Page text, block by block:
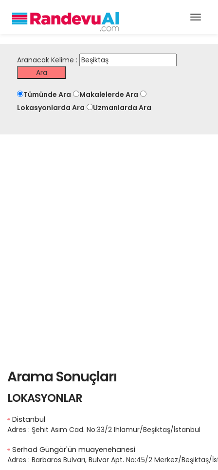
Aranacak Kelime :
Tümünde Ara
Makalelerde Ara
Lokasyonlarda Ara
Uzmanlarda Ara
Arama Sonuçları
LOKASYONLAR
Distanbul
Adres : Şehit Asım Cad. No:33/2 Ihlamur/Beşiktaş/İstanbul
Serhad Güngör'ün muayenehanesi
Adres : Barbaros Bulvarı, Bulvar Apt. No:45/2 Merkez/Beşiktaş/